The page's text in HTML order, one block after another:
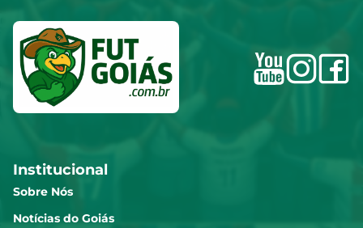
Institucional
Sobre Nós
Notícias do Goiás